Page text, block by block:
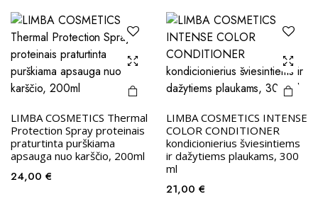
LIMBA COSMETICS Thermal
Protection Spray proteinais
praturtinta purškiama
apsauga nuo karščio, 200ml
24,00 €
LIMBA COSMETICS INTENSE
COLOR CONDITIONER
kondicionierius šviesintiems
ir dažytiems plaukams, 300
ml
21,00 €